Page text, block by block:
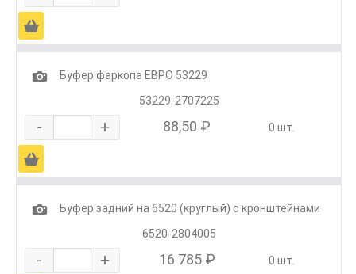
Ä
1
Буфер фаркопа ЕВРО 53229
53229-2707225
- + 88,50 ₽ 0 шт.
Ä
1
Буфер задний на 6520 (круглый) с кронштейнами
6520-2804005
- + 16 785 ₽ 0 шт.